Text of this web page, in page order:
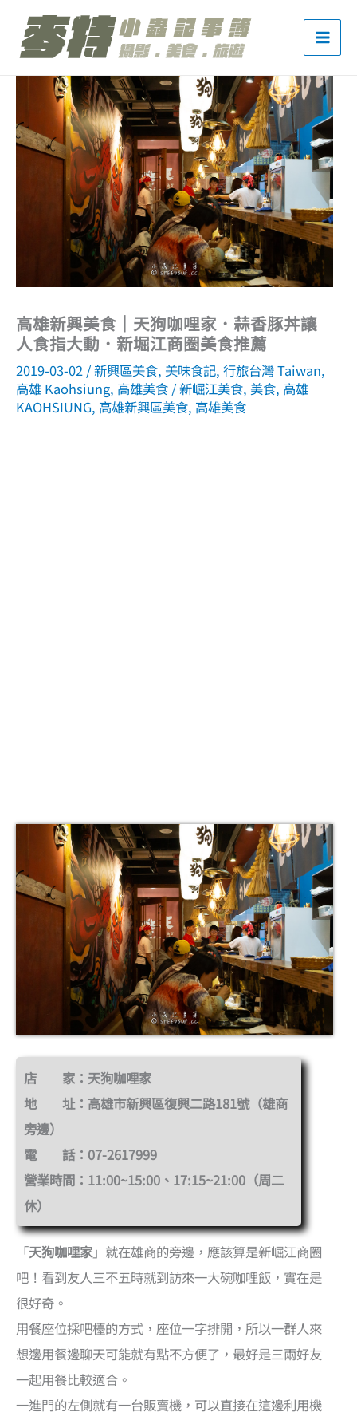
高雄新興美食｜天狗咖哩家．蒜香豚丼讓
人食指大動．新堀江商圈美食推薦
2019-03-02 /新興區美食, 美味食記, 行旅台灣 Taiwan,
高雄 Kaohsiung, 高雄美食 /新崛江美食, 美食, 高雄
KAOHSIUNG, 高雄新興區美食, 高雄美食
店 家：天狗咖哩家
地 址：高雄市新興區復興二路181號（雄商
旁邊）
電 話：07-2617999
營業時間：11:00~15:00、17:15~21:00（周二
休）
「天狗咖哩家」就在雄商的旁邊，應該算是新崛江商圈
吧！看到友人三不五時就到訪來一大碗咖哩飯，實在是
很好奇。
用餐座位採吧檯的方式，座位一字排開，所以一群人來
想邊用餐邊聊天可能就有點不方便了，最好是三兩好友
一起用餐比較適合。
一進門的左側就有一台販賣機，可以直接在這邊利用機